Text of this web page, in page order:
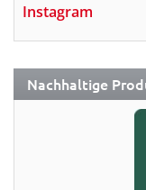
Instagram
Nachhaltige